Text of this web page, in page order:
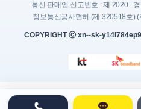
통신 판매업 신고번호 : 제 2020 -
정보통신공사면허 (제 320518호)
COPYRIGHT ⓒ xn--sk-